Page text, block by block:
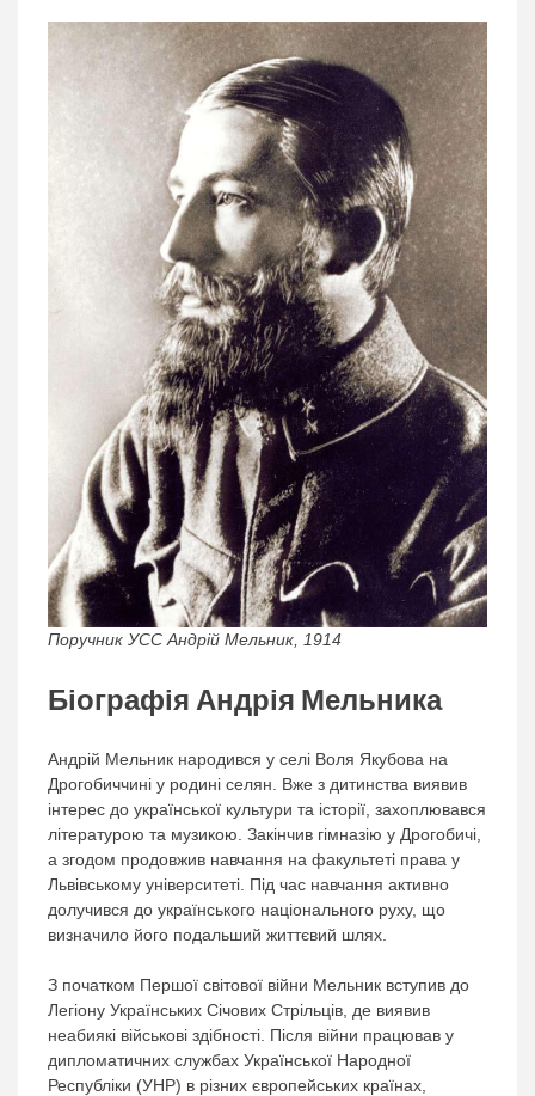
Поручник УСС Андрій Мельник, 1914
Біографія Андрія Мельника
Андрій Мельник народився у селі Воля Якубова на
Дрогобиччині у родині селян. Вже з дитинства виявив
інтерес до української культури та історії, захоплювався
літературою та музикою. Закінчив гімназію у Дрогобичі,
а згодом продовжив навчання на факультеті права у
Львівському університеті. Під час навчання активно
долучився до українського національного руху, що
визначило його подальший життєвий шлях.
З початком Першої світової війни Мельник вступив до
Легіону Українських Січових Стрільців, де виявив
неабиякі військові здібності. Після війни працював у
дипломатичних службах Української Народної
Республіки (УНР) в різних європейських країнах,